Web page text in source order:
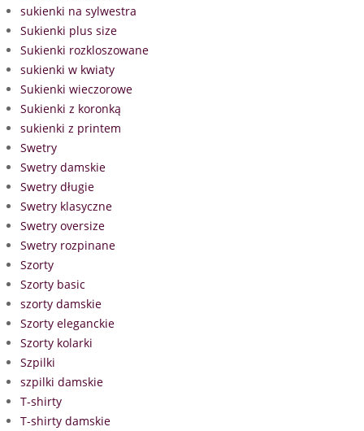
sukienki na sylwestra
Sukienki plus size
Sukienki rozkloszowane
sukienki w kwiaty
Sukienki wieczorowe
Sukienki z koronką
sukienki z printem
Swetry
Swetry damskie
Swetry długie
Swetry klasyczne
Swetry oversize
Swetry rozpinane
Szorty
Szorty basic
szorty damskie
Szorty eleganckie
Szorty kolarki
Szpilki
szpilki damskie
T-shirty
T-shirty damskie